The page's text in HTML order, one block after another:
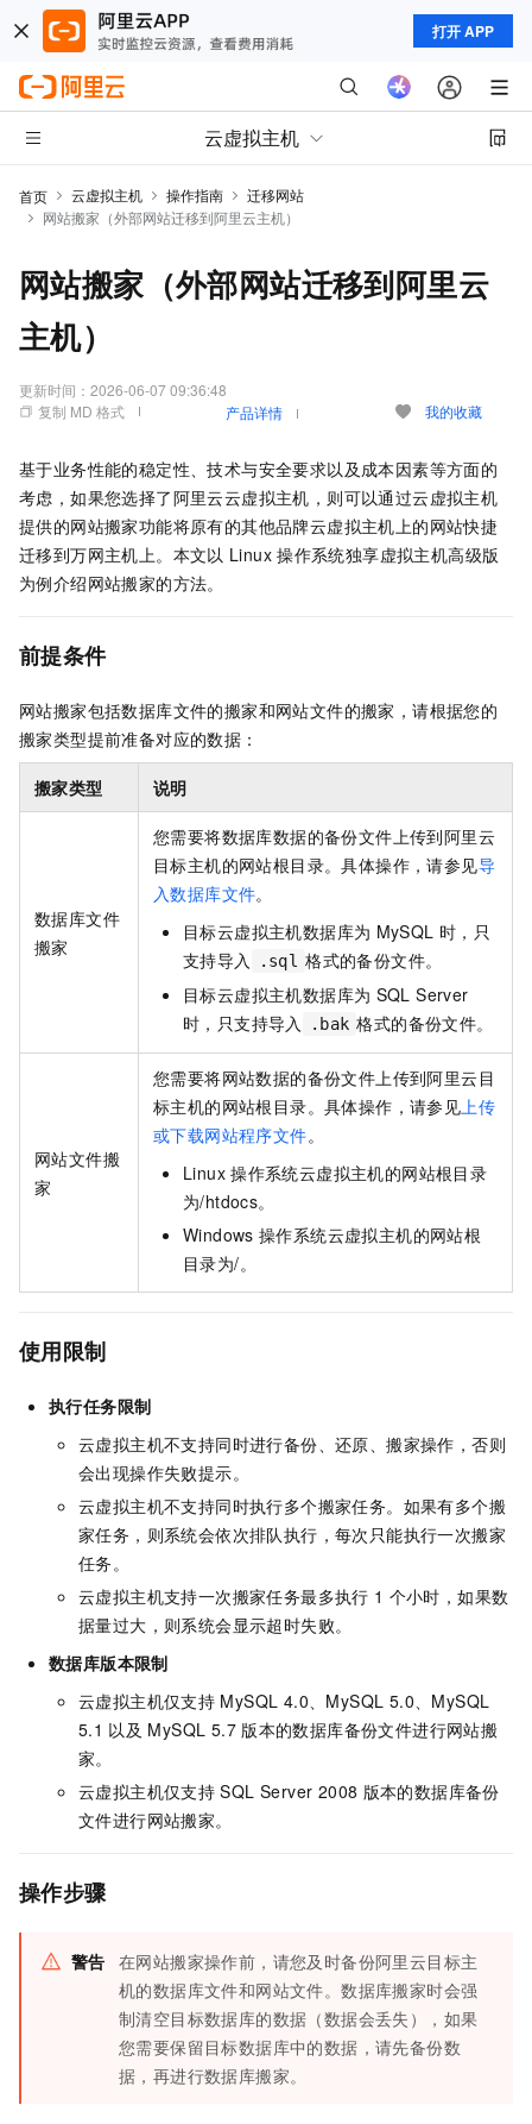
打开 APP
云虚拟主机
首页 云虚拟主机 操作指南
迁移网站
网站搬家（外部网站迁移到阿里云主机）
网站搬家（外部网站迁移到阿里云
主机）
更新时间： 2026-06-07 09:36:48
复制 MD 格式
产品详情 我的收藏
基于业务性能的稳定性、技术与安全要求以及成本因素等方面的
考虑，如果您选择了阿里云云虚拟主机，则可以通过云虚拟主机
提供的网站搬家功能将原有的其他品牌云虚拟主机上的网站快捷
迁移到万网主机上。本文以 Linux 操作系统独享虚拟主机高级版
为例介绍网站搬家的方法。
前提条件
网站搬家包括数据库文件的搬家和网站文件的搬家，请根据您的
搬家类型提前准备对应的数据：
搬家类型 说明
数据库文件
搬家
您需要将数据库数据的备份文件上传到阿里云
目标主机的网站根目录。具体操作，请参见导
入数据库文件。
目标云虚拟主机数据库为 MySQL 时，只
支持导入
.sql 格式的备份文件。
目标云虚拟主机数据库为 SQL Server
时，只支持导入
.bak 格式的备份文件。
网站文件搬
家
您需要将网站数据的备份文件上传到阿里云目
标主机的网站根目录。具体操作，请参见上传
或下载网站程序文件。
Linux 操作系统云虚拟主机的网站根目录
为/htdocs。
Windows 操作系统云虚拟主机的网站根
目录为/。
使用限制
执行任务限制
云虚拟主机不支持同时进行备份、还原、搬家操作，否则
会出现操作失败提示。
云虚拟主机不支持同时执行多个搬家任务。如果有多个搬
家任务，则系统会依次排队执行，每次只能执行一次搬家
任务。
云虚拟主机支持一次搬家任务最多执行 1 个小时，如果数
据量过大，则系统会显示超时失败。
数据库版本限制
云虚拟主机仅支持 MySQL 4.0、MySQL 5.0、MySQL
5.1 以及 MySQL 5.7 版本的数据库备份文件进行网站搬
家。
云虚拟主机仅支持 SQL Server 2008 版本的数据库备份
文件进行网站搬家。
操作步骤
警告 在网站搬家操作前，请您及时备份阿里云目标主
机的数据库文件和网站文件。数据库搬家时会强
制清空目标数据库的数据（数据会丢失），如果
您需要保留目标数据库中的数据，请先备份数
据，再进行数据库搬家。